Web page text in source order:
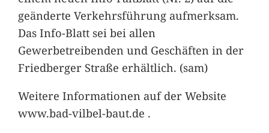
geänderte Verkehrsführung aufmerksam.
Das Info-Blatt sei bei allen
Gewerbetreibenden und Geschäften in der
Friedberger Straße erhältlich. (sam)
Weitere Informationen auf der Website
www.bad-vilbel-baut.de .